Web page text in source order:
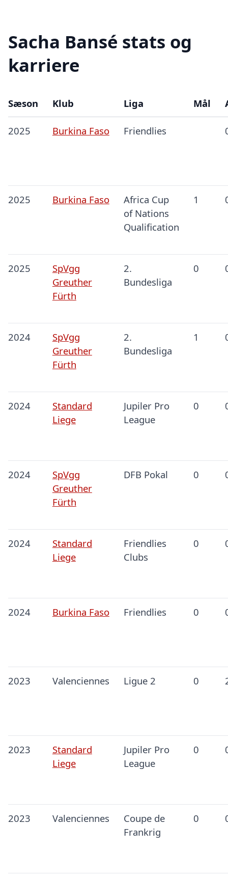
Sacha Bansé stats og
karriere
Sæson Klub Liga Mål
2025 Burkina Faso Friendlies
2025 Burkina Faso
Africa Cup
of Nations
Qualification
1
2025
SpVgg
Greuther
Fürth
2.
Bundesliga
0
2024
SpVgg
Greuther
Fürth
2.
Bundesliga
1
2024
Standard
Liege
Jupiler Pro
League
0
2024
SpVgg
Greuther
Fürth
DFB Pokal 0
2024
Standard
Liege
Friendlies
Clubs
0
2024 Burkina Faso Friendlies 0
2023 Valenciennes Ligue 2 0
2023
Standard
Liege
Jupiler Pro
League
0
2023 Valenciennes
Coupe de
Frankrig
0